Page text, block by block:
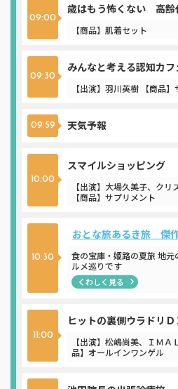
09:00
歳はもう怖くない 高齢
【商品】肌着セット
09:30
みんなと考える認知カフ
【出演】羽川英樹 【商品
09:59 天気予報
10:00
スマイルショッピング
【出演】大場久美子、ク
【商品】サプリメント
10:30
おとな旅あるき旅 傑
食の宝庫・姫路の夏旅 地
ルメ巡りです
くわしく見る
11:00
ヒットの裏側ウラドリＤ
【出演】松嶋尚美、ＩＭ
品】オールインワンゲル